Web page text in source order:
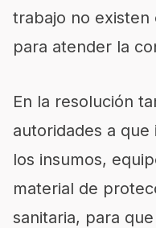
trabajo no existen
para atender la
En la resolución
autoridades a
los insumos,
material de
sanitaria, para